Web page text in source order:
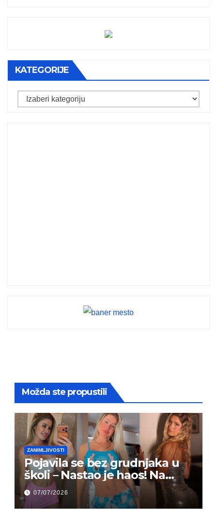
KATEGORIJE
Kategorije
Možda ste propustili
ZANIMLJIVOSTI
Pojavila se bez grudnjaka u
školi – Nastao je haos! Na
grupi je majke napale (FOTO)
07/07/2026